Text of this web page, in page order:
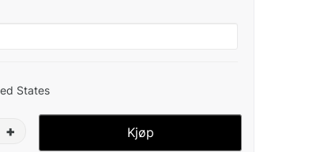
States
+ Kjøp